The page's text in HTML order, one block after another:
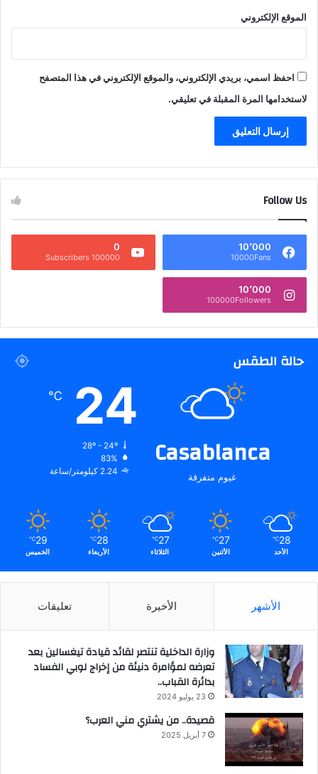
الموقع الإلكتروني
احفظ اسمي، بريدي الإلكتروني، والموقع الإلكتروني في هذا المتصفح
لاستخدامها المرة المقبلة في تعليقي.
Follow Us
10٬000
10000Fans
0
100000 Subscribers
10٬000
100000Followers
حالة الطقس
Casablanca
غيوم متفرقة
24
℃
28º - 24º
83%
2.24 كيلومتر/ساعة
28
℃
الأحد
27
℃
الأثنين
27
℃
الثلاثاء
28
℃
الأربعاء
29
℃
الخميس
الأشهر الأخيرة تعليقات
وزارة الداخلية تنتصر لقائد قيادة تيغسالين بعد
تعرضه لمؤامرة دنيئة من إخراج لوبي الفساد
بدائرة القباب..
23 يوليو 2024
قصيدة.. من يشتري مني العرب؟
7 أبريل 2025